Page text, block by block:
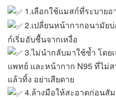
1.เลือกใช้แมสก์ที่ระบายอ
2.เปลี่ยนหน้ากากอนามัย
ก์เริ่มอับชื้นจากเหงื่อ
3.ไม่นำกลับมาใช้ซ้ำ โดย
แพทย์ และหน้ากาก N95 ที่ไม่
แล้วทิ้ง อย่าเสียดาย
4.ล้างมือให้สะอาดก่อนสั